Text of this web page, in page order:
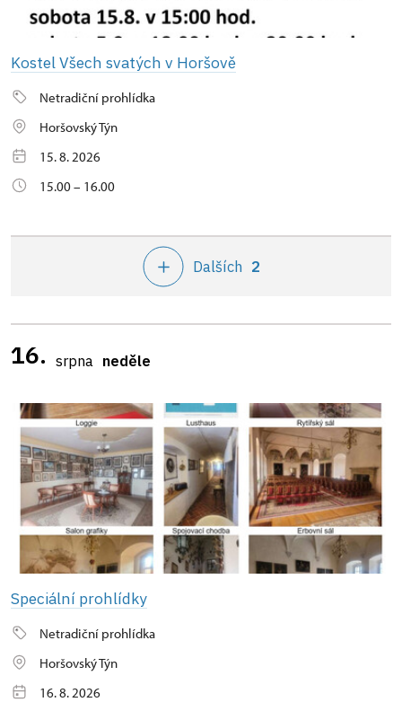
Kostel Všech svatých v Horšově
Netradiční prohlídka
Horšovský Týn
15. 8. 2026
15.00 – 16.00
Dalších 2
16. srpna neděle
Speciální prohlídky
Netradiční prohlídka
Horšovský Týn
16. 8. 2026